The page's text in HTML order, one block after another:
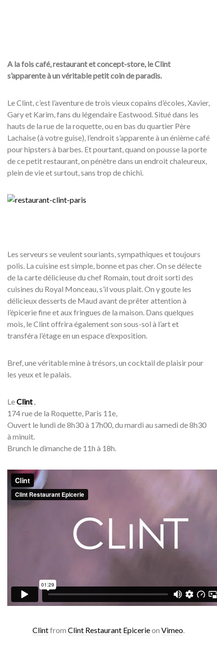
A la fois café, restaurant et concept-store, le Clint
s’apparente à un véritable petit coin de paradis.
Le Clint, c’est l’aventure de trois vieux copains d’écoles, Xavier,
Gary et Karim, fans du légendaire Eastwood. Situé dans les
hauts de la rue de la roquette, ou en bas du quartier Père
Lachaise (à votre guise), l’endroit s’apparente à un énième café
pour hipsters à barbes. Et pourtant, quand on pousse la porte
de ce petit restaurant, on pénètre dans un endroit chaleureux,
plein de vie et surtout, sans trop de chichi.
Les serveurs se veulent souriants, sympathiques et toujours
polis. La cuisine est simple, bonne et pas cher. On se délecte
de la carte délicieuse du chef Romain, tout droit sorti des
cuisines du Royal Monceau, s’il vous plait. On y goute les
délicieux desserts de Maud avant de prêter attention à
l’épicerie fine et aux fringues de la maison. Dans quelques
mois, le Clint offrira également son sous-sol à l’art et
transféra l’étage en un espace d’exposition.
Bref, une véritable mine à trésors, un cocktail de plaisir pour
les yeux et le palais.
LeClint,
174 rue de la Roquette, Paris 11e,
Ouvert le lundi de 8h30 à 17h00, du mardi au samedi de 8h30
à minuit.
Brunch le dimanche de 11h à 18h.
Clintfrom Clint Restaurant Epicerieon Vimeo.